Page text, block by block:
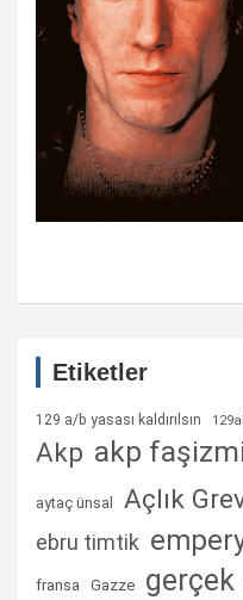
Etiketler
129 a/b yasası kaldırılsın
Akp akp
aytaç ünsal Açlık
ebru timtik
fransa Gazze gerçek